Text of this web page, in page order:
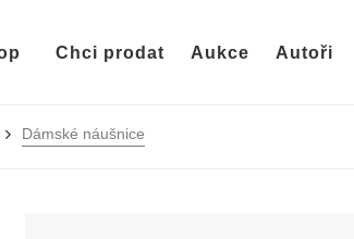
Chci prodat Aukce Autoři
Dámské náušnice